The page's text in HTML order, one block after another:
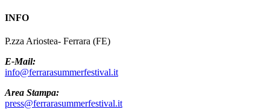
INFO
P.zza Ariostea- Ferrara (FE)
E-Mail:
info@ferrarasummerfestival.it
Area Stampa:
press@ferrarasummerfestival.it